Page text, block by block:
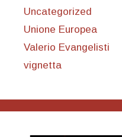
Uncategorized
Unione Europea
Valerio Evangelisti
vignetta